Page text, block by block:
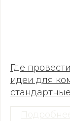
Где
идеи для
Подробнее